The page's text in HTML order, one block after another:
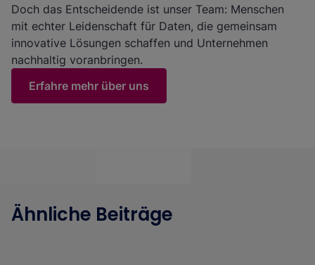
Doch das Entscheidende ist unser Team: Menschen
mit echter Leidenschaft für Daten, die gemeinsam
innovative Lösungen schaffen und Unternehmen
nachhaltig voranbringen.
Erfahre mehr über uns
Ähnliche Beiträge